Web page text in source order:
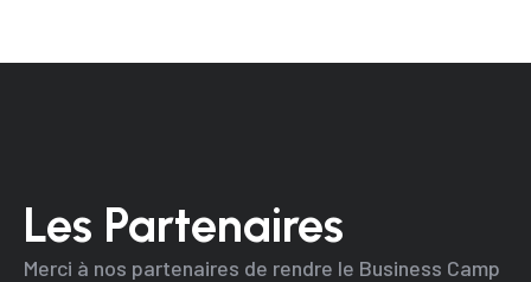
Les Partenaires
Merci à nos partenaires de rendre le Business Camp